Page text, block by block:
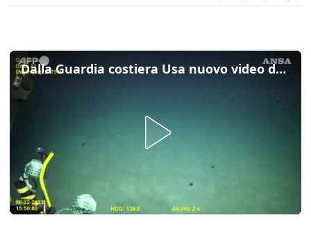
Dalla Guardia costiera Usa nuovo video del relitto del sommergibile Titan